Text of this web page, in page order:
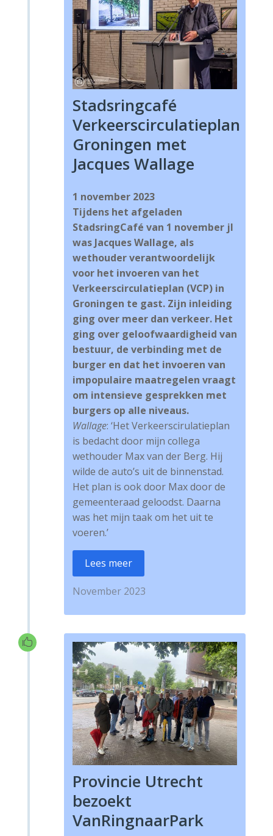
Stadsringcafé
Verkeerscirculatieplan
Groningen met
Jacques Wallage
1 november 2023
Tijdens het afgeladen
StadsringCafé van 1 november jl
was Jacques Wallage, als
wethouder verantwoordelijk
voor het invoeren van het
Verkeerscirculatieplan (VCP) in
Groningen te gast. Zijn inleiding
ging over meer dan verkeer. Het
ging over geloofwaardigheid van
bestuur, de verbinding met de
burger en dat het invoeren van
impopulaire maatregelen vraagt
om intensieve gesprekken met
burgers op alle niveaus.
Wallage: ‘Het Verkeerscirulatieplan
is bedacht door mijn collega
wethouder Max van der Berg. Hij
wilde de auto’s uit de binnenstad.
Het plan is ook door Max door de
gemeenteraad geloodst. Daarna
was het mijn taak om het uit te
voeren.’
Lees meer
November 2023

Provincie Utrecht
bezoekt
VanRingnaarPark